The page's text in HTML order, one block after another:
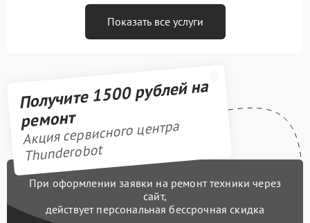
Показать все услуги
Получите 1500 рублей на
ремонт
Акция сервисного центра
Thunderobot
При оформлении заявки на ремонт техники через
сайт,
действует персональная бессрочная скидка